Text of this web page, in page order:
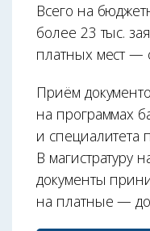
Всего на
более 23 тыс.
платных мест —
Приём
на программах
и специалитета
В магистратуру
документы
на платные — до